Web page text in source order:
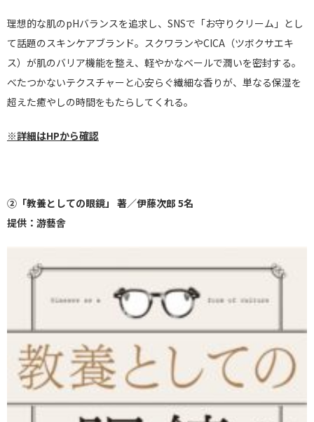
理想的な肌のpHバランスを追求し、SNSで「お守りクリーム」とし
て話題のスキンケアブランド。スクワランやCICA（ツボクサエキ
ス）が肌のバリア機能を整え、軽やかなベールで潤いを密封する。
べたつかないテクスチャーと心安らぐ繊細な香りが、単なる保湿を
超えた癒やしの時間をもたらしてくれる。
※詳細はHPから確認
②「教養としての眼鏡」 著／伊藤次郎 5名
提供：游藝舎